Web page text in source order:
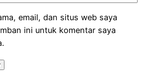
email, dan situs web saya
ini untuk komentar saya